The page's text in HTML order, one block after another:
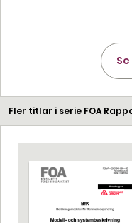
Fler titlar i serie FOA